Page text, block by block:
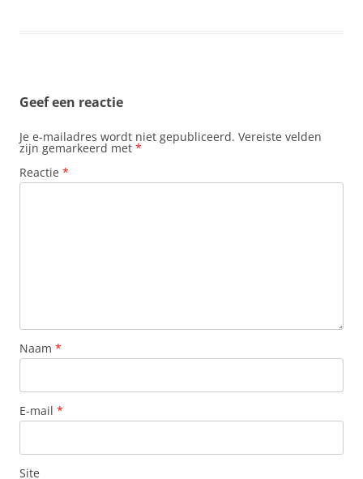
Geef een reactie
Je e-mailadres wordt niet gepubliceerd. Vereiste velden
zijn gemarkeerd met *
Reactie *
Naam *
E-mail *
Site